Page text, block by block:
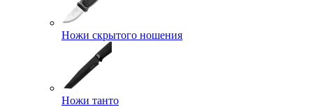
Ножи скрытого ношения
Ножи танто